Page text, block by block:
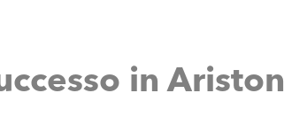
in Ariston